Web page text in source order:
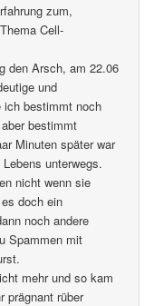
zum,
Cell-
den Arsch, am 22.06
und
ich bestimmt noch
bestimmt
Minuten später war
unterwegs.
nicht wenn sie
doch ein
noch andere
Spammen mit
mehr und so kam
prägnant rüber